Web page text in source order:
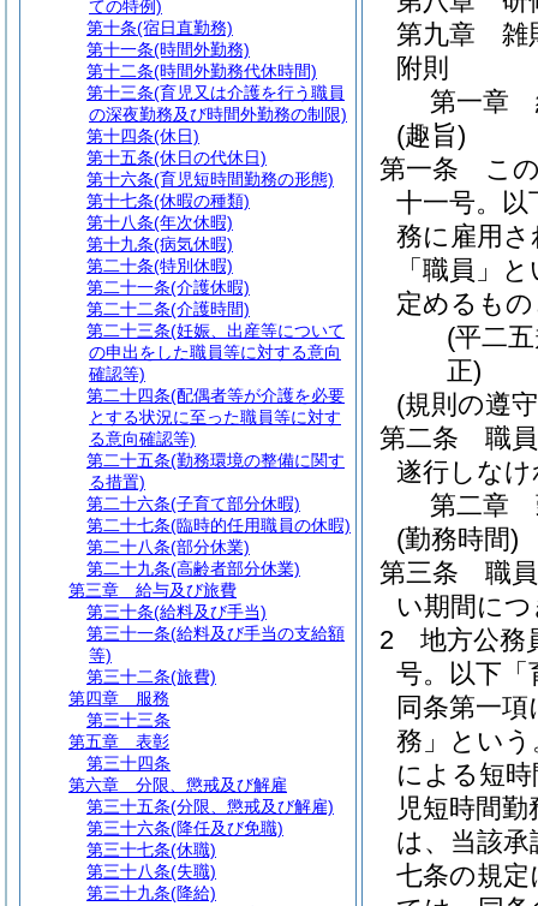
第九章
雑
附則
第一章
(趣旨)
第一条
こ
十一号。以
務に雇用
「職員」
定めるも
(平二
正)
(規則の遵
第二条
職
遂行しな
第二章
(勤務時間)
第三条
職
い期間に
2
地方公務
号。以下「
同条第一
務」という
による短
児短時間
は、当該
七条の規
ての特例)
第十条(宿日直勤務)
第十一条(時間外勤務)
第十二条(時間外勤務代休時間)
第十三条(育児又は介護を行う職員
の深夜勤務及び時間外勤務の制限)
第十四条(休日)
第十五条(休日の代休日)
第十六条(育児短時間勤務の形態)
第十七条(休暇の種類)
第十八条(年次休暇)
第十九条(病気休暇)
第二十条(特別休暇)
第二十一条(介護休暇)
第二十二条(介護時間)
第二十三条(妊娠、出産等について
の申出をした職員等に対する意向
確認等)
第二十四条(配偶者等が介護を必要
とする状況に至った職員等に対す
る意向確認等)
第二十五条(勤務環境の整備に関す
る措置)
第二十六条(子育て部分休暇)
第二十七条(臨時的任用職員の休暇)
第二十八条(部分休業)
第二十九条(高齢者部分休業)
第三章
給与及び旅費
第三十条(給料及び手当)
第三十一条(給料及び手当の支給額
等)
第三十二条(旅費)
第四章
服務
第三十三条
第五章
表彰
第三十四条
第六章
分限、懲戒及び解雇
第三十五条(分限、懲戒及び解雇)
第三十六条(降任及び免職)
第三十七条(休職)
第三十八条(失職)
第三十九条(降給)